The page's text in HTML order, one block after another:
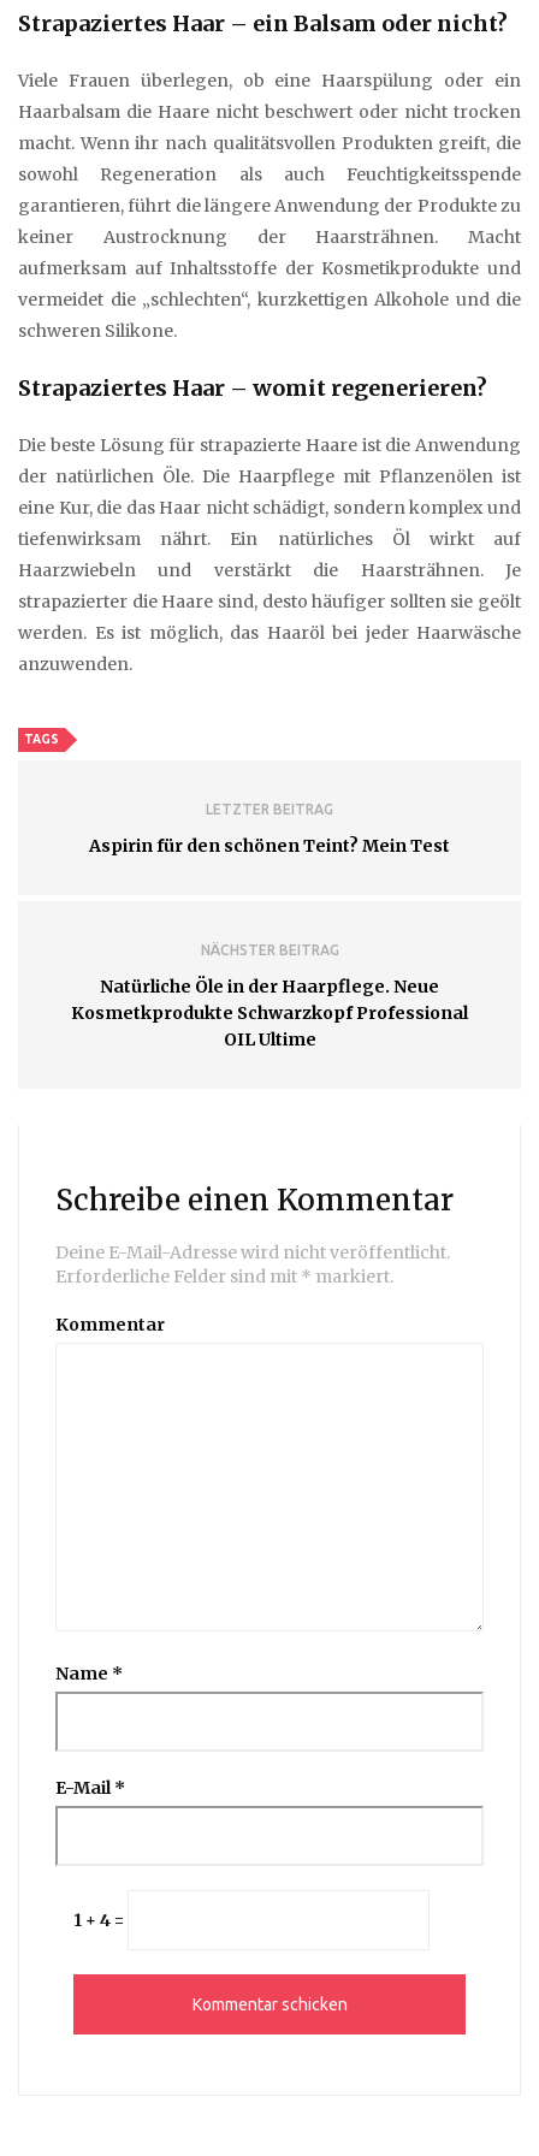
Strapaziertes Haar – ein Balsam oder nicht?
Viele Frauen überlegen, ob eine Haarspülung oder ein
Haarbalsam die Haare nicht beschwert oder nicht trocken
macht. Wenn ihr nach qualitätsvollen Produkten greift, die
sowohl Regeneration als auch Feuchtigkeitsspende
garantieren, führt die längere Anwendung der Produkte zu
keiner Austrocknung der Haarsträhnen. Macht
aufmerksam auf Inhaltsstoffe der Kosmetikprodukte und
vermeidet die „schlechten“, kurzkettigen Alkohole und die
schweren Silikone.
Strapaziertes Haar – womit regenerieren?
Die beste Lösung für strapazierte Haare ist die Anwendung
der natürlichen Öle. Die Haarpflege mit Pflanzenölen ist
eine Kur, die das Haar nicht schädigt, sondern komplex und
tiefenwirksam nährt. Ein natürliches Öl wirkt auf
Haarzwiebeln und verstärkt die Haarsträhnen. Je
strapazierter die Haare sind, desto häufiger sollten sie geölt
werden. Es ist möglich, das Haaröl bei jeder Haarwäsche
anzuwenden.
TAGS
LETZTER BEITRAG
Aspirin für den schönen Teint? Mein Test
NÄCHSTER BEITRAG
Natürliche Öle in der Haarpflege. Neue
Kosmetkprodukte Schwarzkopf Professional
OIL Ultime
Schreibe einen Kommentar
Deine E-Mail-Adresse wird nicht veröffentlicht.
Erforderliche Felder sind mit * markiert.
Kommentar
Name *
E-Mail*
1 + 4 =